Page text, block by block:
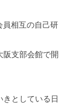
員相互の自己研
阪支部会館で開
としている日